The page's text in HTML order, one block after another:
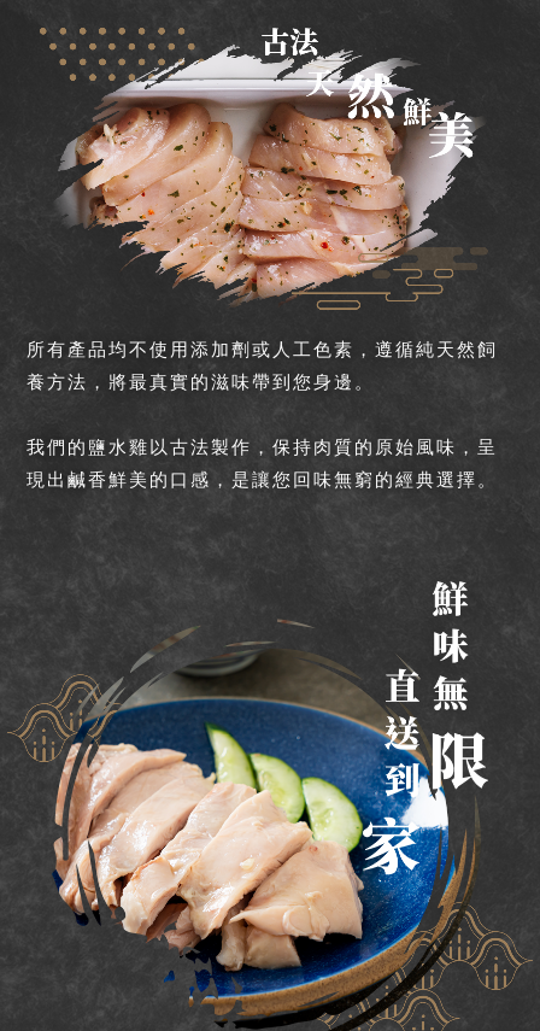
所有產品均不使用添加劑或人工色素，遵循純天然飼
養方法，將最真實的滋味帶到您身邊。
我們的鹽水雞以古法製作，保持肉質的原始風味，呈
現出鹹香鮮美的口感，是讓您回味無窮的經典選擇。